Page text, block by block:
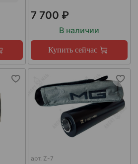
7 700 ₽
В наличии
Купить сейчас
арт. Z-7